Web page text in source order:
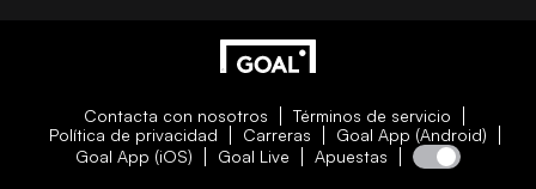
Contacta con nosotros
Términos de servicio
Política de privacidad
Carreras
Goal App (Android)
Goal App (iOS)
Goal Live Apuestas